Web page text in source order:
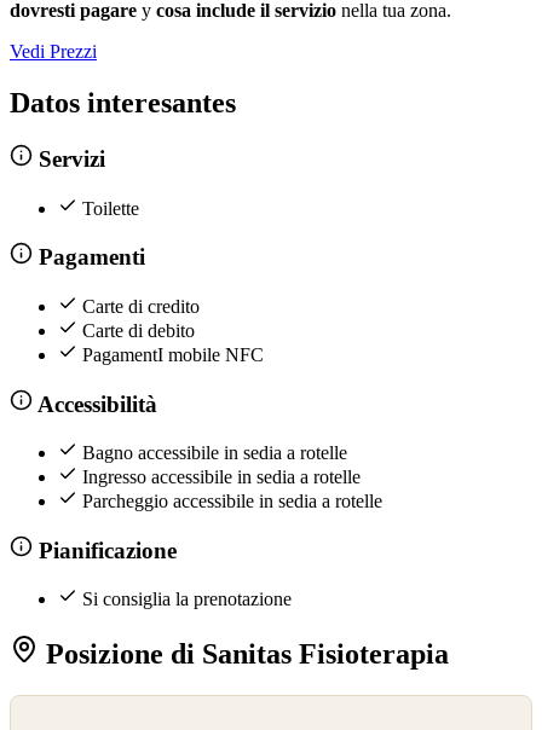
dovresti pagare y cosa include il servizio nella tua zona.
Vedi Prezzi
Datos interesantes
Servizi
Toilette
Pagamenti
Carte di credito
Carte di debito
PagamentI mobile NFC
Accessibilità
Bagno accessibile in sedia a rotelle
Ingresso accessibile in sedia a rotelle
Parcheggio accessibile in sedia a rotelle
Pianificazione
Si consiglia la prenotazione
Posizione di Sanitas Fisioterapia